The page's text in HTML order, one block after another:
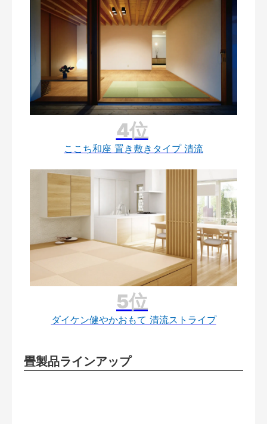
ここち和座 置き敷きタイプ 清流
ダイケン健やかおもて 清流ストライプ
畳製品ラインアップ